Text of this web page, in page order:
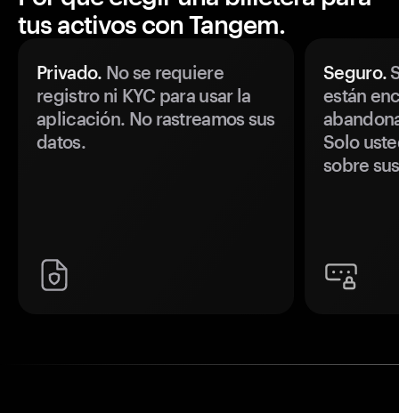
tus activos con Tangem.
Privado. No se requiere
registro ni KYC para usar la
aplicación. No rastreamos sus
datos.
Seguro.
están
Solo
sobre